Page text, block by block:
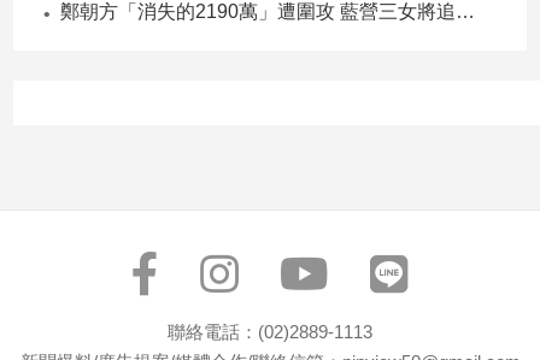
稿
鄭朝方「消失的2190萬」遭圍攻 藍營三女將追金流 拿出還款證明
聯絡電話：(02)2889-1113